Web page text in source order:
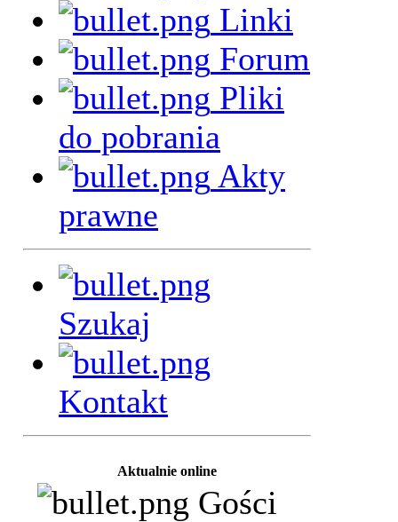
Linki
Forum
Pliki
do pobrania
Akty
prawne
Szukaj
Kontakt
Aktualnie online
Gości